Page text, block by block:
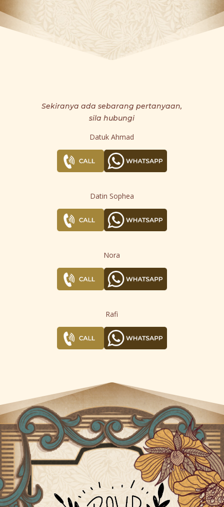
Sekiranya ada sebarang pertanyaan,
sila hubungi
Datuk Ahmad
Datin Sophea
Nora
Rafi